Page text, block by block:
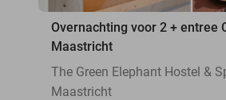
Overnachting voor 2 + entree
Maastricht
The Green Elephant Hostel &
Maastricht